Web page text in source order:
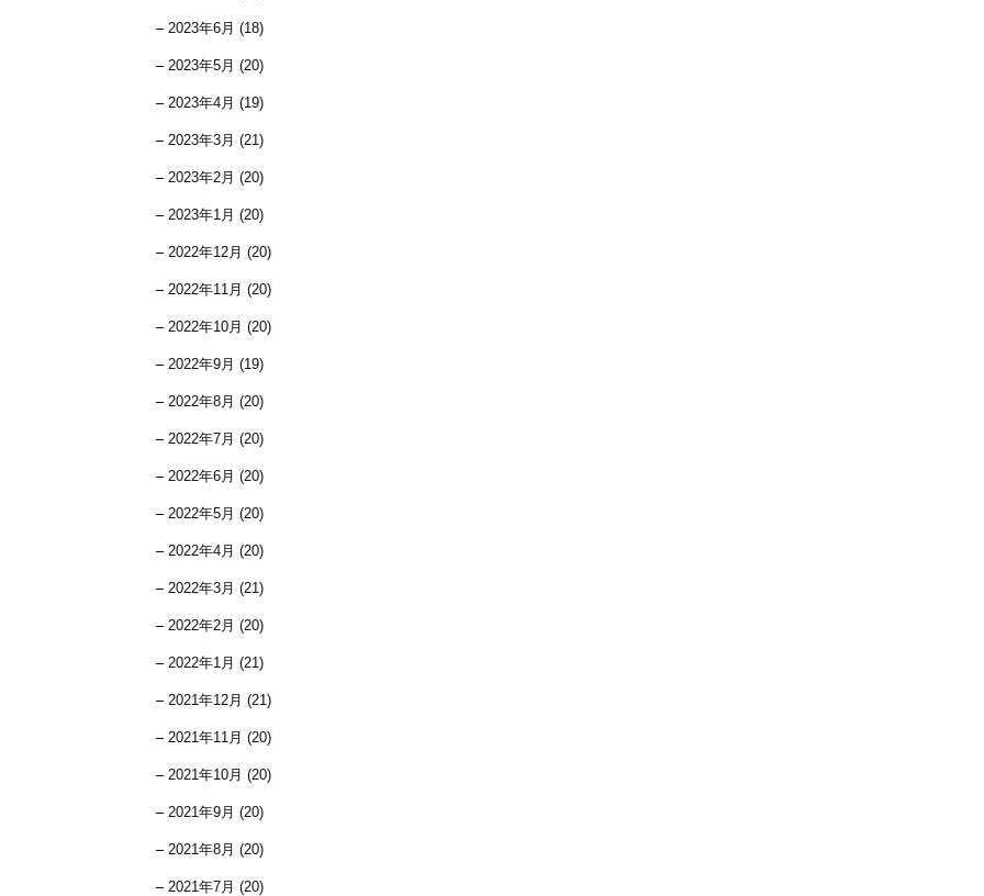
2023年6月 (18)
2023年5月 (20)
2023年4月 (19)
2023年3月 (21)
2023年2月 (20)
2023年1月 (20)
2022年12月 (20)
2022年11月 (20)
2022年10月 (20)
2022年9月 (19)
2022年8月 (20)
2022年7月 (20)
2022年6月 (20)
2022年5月 (20)
2022年4月 (20)
2022年3月 (21)
2022年2月 (20)
2022年1月 (21)
2021年12月 (21)
2021年11月 (20)
2021年10月 (20)
2021年9月 (20)
2021年8月 (20)
2021年7月 (20)